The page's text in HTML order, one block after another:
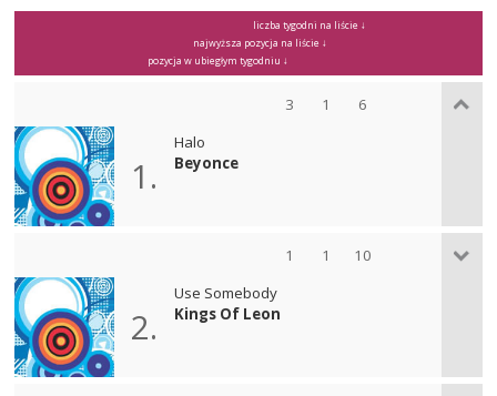
liczba tygodni na liście ↓
najwyższa pozycja na liście ↓
pozycja w ubiegłym tygodniu ↓
3 1 6
1.
Halo
Beyonce
1 1 10
2.
Use Somebody
Kings Of Leon